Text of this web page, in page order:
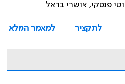
פנסקי, אושרי בראל
לתקציר
למאמר המלא